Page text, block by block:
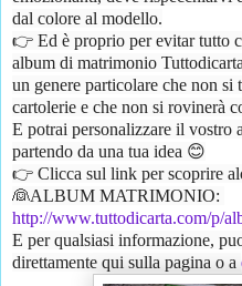
dal colore al modello.
👉 Ed è proprio per evitar tutto
album di matrimonio
un genere particolare che non
cartolerie e che non si rovinerà
E potrai personalizzare il vostro
partendo da una tua idea 😊
👉 Clicca sul link per scoprire
http://www.tuttodicarta.com/p/
E per qualsiasi informazione,
direttamente qui sulla pagina o a